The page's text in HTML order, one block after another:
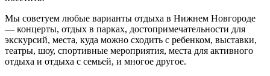
Мы советуем любые варианты отдыха в Нижнем Новгороде
— концерты, отдых в парках, достопримечательности для
экскурсий, места, куда можно сходить с ребенком, выставки,
театры, шоу, спортивные мероприятия, места для активного
отдыха и отдыха с семьей, и многое другое.